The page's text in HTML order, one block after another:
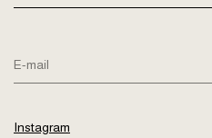
Instagram